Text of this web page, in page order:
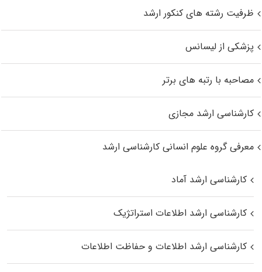
ظرفیت رشته های کنکور ارشد
پزشکی از لیسانس
مصاحبه با رتبه های برتر
کارشناسی ارشد مجازی
معرفی گروه علوم انسانی کارشناسی ارشد
کارشناسی ارشد آماد
کارشناسی ارشد اطلاعات استراتژیک
کارشناسی ارشد اطلاعات و حفاظت اطلاعات